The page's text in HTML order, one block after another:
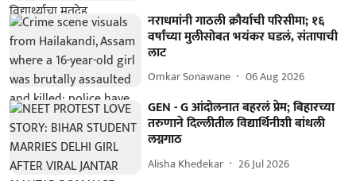
नराधमांनी गाठली क्रौर्याची परिसीमा; १६
वर्षांच्या मुलीसोबत भयंकर घडलं, संतापाची
लाट
Omkar Sonawane 06 Aug 2026
GEN - G आंदोलनात बहरलं प्रेम; बिहारच्या
तरुणाने दिल्लीतील विद्यार्थिनीशी बांधली
लग्नगाठ
Alisha Khedekar 26 Jul 2026